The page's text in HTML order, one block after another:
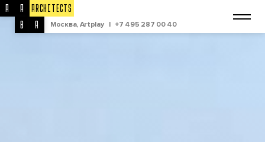
A
A
B
A
ARCHITECTS
Москва, Artplay | +7 495 287 00 40